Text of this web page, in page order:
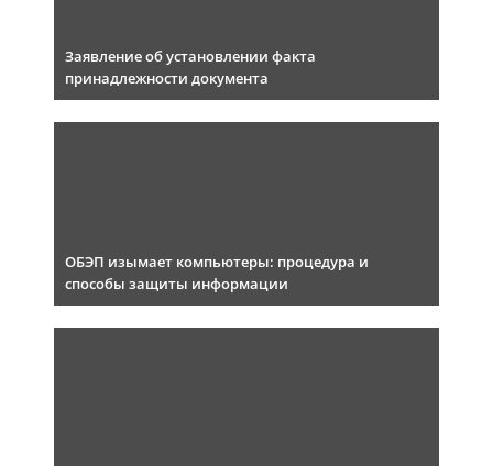
Заявление об установлении факта
принадлежности документа
ОБЭП изымает компьютеры: процедура и
способы защиты информации